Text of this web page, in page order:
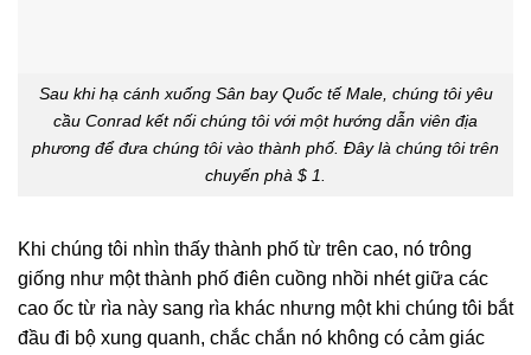
Sau khi hạ cánh xuống Sân bay Quốc tế Male, chúng tôi yêu
cầu Conrad kết nối chúng tôi với một hướng dẫn viên địa
phương để đưa chúng tôi vào thành phố. Đây là chúng tôi trên
chuyến phà $ 1.
Khi chúng tôi nhìn thấy thành phố từ trên cao, nó trông
giống như một thành phố điên cuồng nhồi nhét giữa các
cao ốc từ rìa này sang rìa khác nhưng một khi chúng tôi bắt
đầu đi bộ xung quanh, chắc chắn nó không có cảm giác